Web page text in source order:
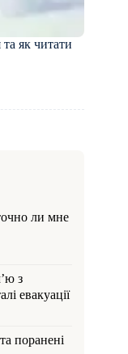
як читати
ли мне
з
евакуації
поранені